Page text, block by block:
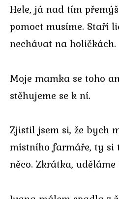
Hele, já nad tím
pomoct musíme. Staří
nechávat na holičkách.
Moje mamka se toho
stěhujeme se k ní.
Zjistil jsem si, že bych
místního farmáře, ty si
něco. Zkrátka, uděláme